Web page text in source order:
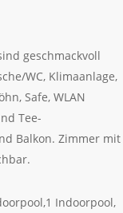
geschmackvoll
WC, Klimaanlage,
Safe, WLAN
Tee-
Balkon. Zimmer mit
Indoorpool,